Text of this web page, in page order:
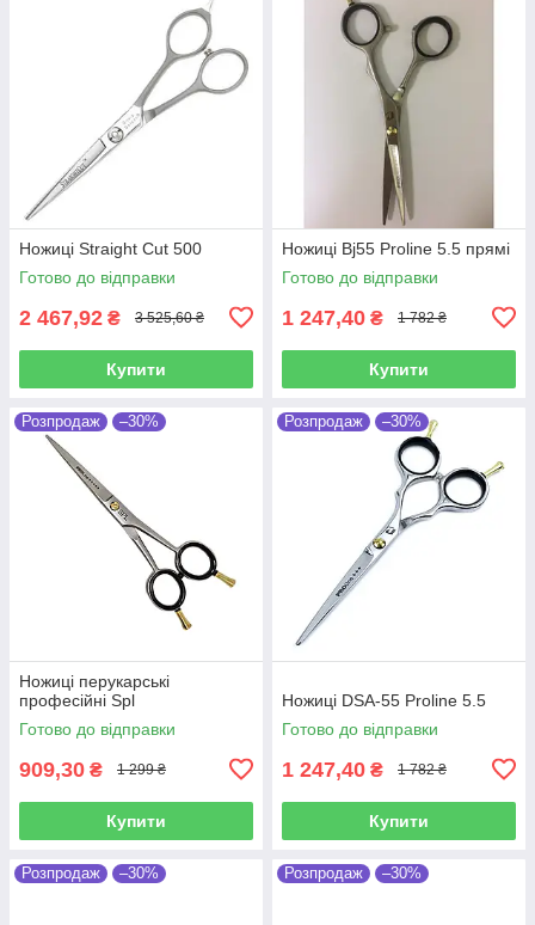
Ножиці Straight Cut 500
Готово до відправки
2 467,92 ₴ 3 525,60 ₴
Купити
Ножиці Bj55 Proline 5.5 прямі
Готово до відправки
1 247,40 ₴ 1 782 ₴
Купити
Розпродаж –30%
Ножиці перукарські
професійні Spl
Готово до відправки
909,30 ₴ 1 299 ₴
Купити
Розпродаж –30%
Ножиці DSA-55 Proline 5.5
Готово до відправки
1 247,40 ₴ 1 782 ₴
Купити
Розпродаж –30% Розпродаж –30%